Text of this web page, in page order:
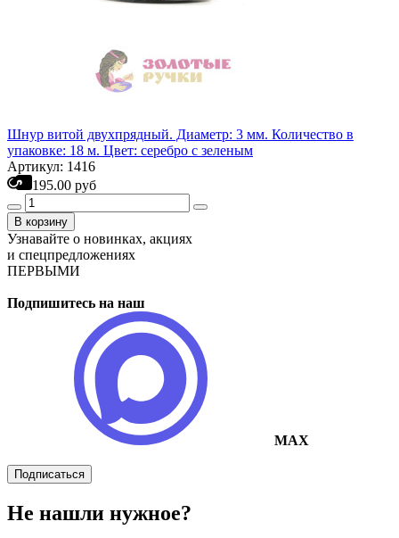
Шнур витой двухпрядный. Диаметр: 3 мм. Количество в
упаковке: 18 м. Цвет: серебро с зеленым
Артикул: 1416
195.00 руб
В корзину
Узнавайте о новинках, акциях
и спецпредложениях
ПЕРВЫМИ
Подпишитесь на наш
MAX
Подписаться
Не нашли нужное?